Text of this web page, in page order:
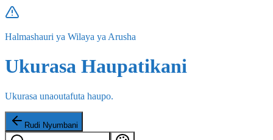
Halmashauri ya Wilaya ya Arusha
Ukurasa Haupatikani
Ukurasa unaoutafuta haupo.
Rudi Nyumbani